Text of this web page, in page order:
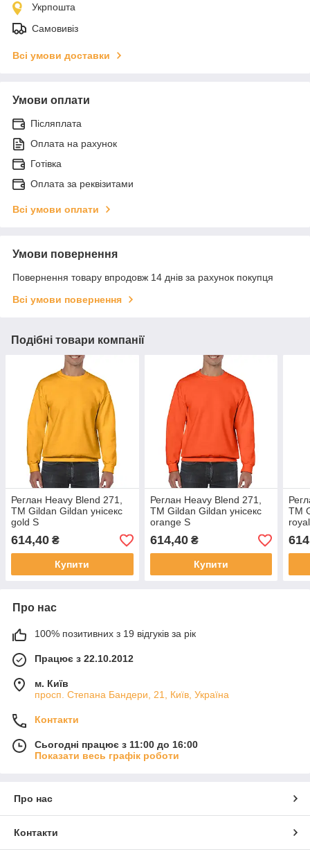
Укрпошта
Самовивіз
Всі умови доставки
Умови оплати
Післяплата
Оплата на рахунок
Готівка
Оплата за реквізитами
Всі умови оплати
Умови повернення
Повернення товару впродовж 14 днів за рахунок покупця
Всі умови повернення
Подібні товари компанії
Реглан Heavy Blend 271,
TM Gildan Gildan унісекс
gold S
614,40 ₴
Купити
Реглан Heavy Blend 271,
TM Gildan Gildan унісекс
orange S
614,40₴
Купити
TM
Про нас
100% позитивних з 19 відгуків за рік
Працює з 22.10.2012
м. Київ
просп. Степана Бандери, 21, Київ, Україна
Контакти
Сьогодні працює з 11:00 до 16:00
Показати весь графік роботи
Про нас
Контакти